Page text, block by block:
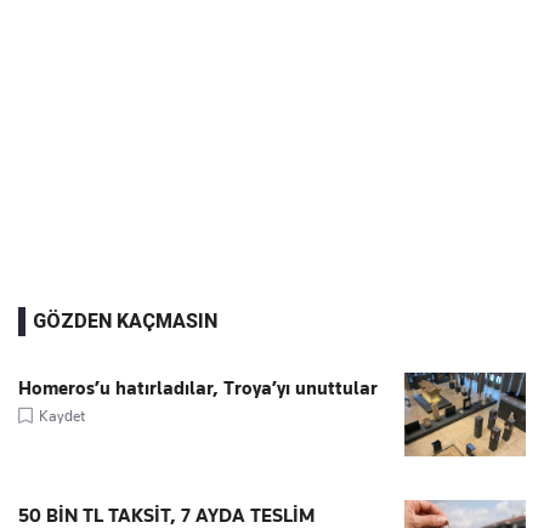
GÖZDEN KAÇMASIN
Homeros’u hatırladılar, Troya’yı unuttular
Kaydet
50 BİN TL TAKSİT, 7 AYDA TESLİM